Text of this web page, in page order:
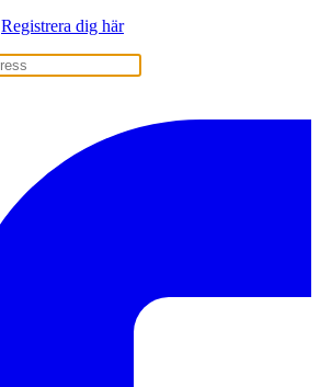
Registrera dig här